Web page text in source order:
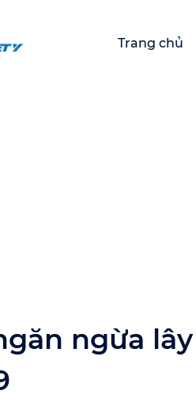
Trang chủ
ngừa lây